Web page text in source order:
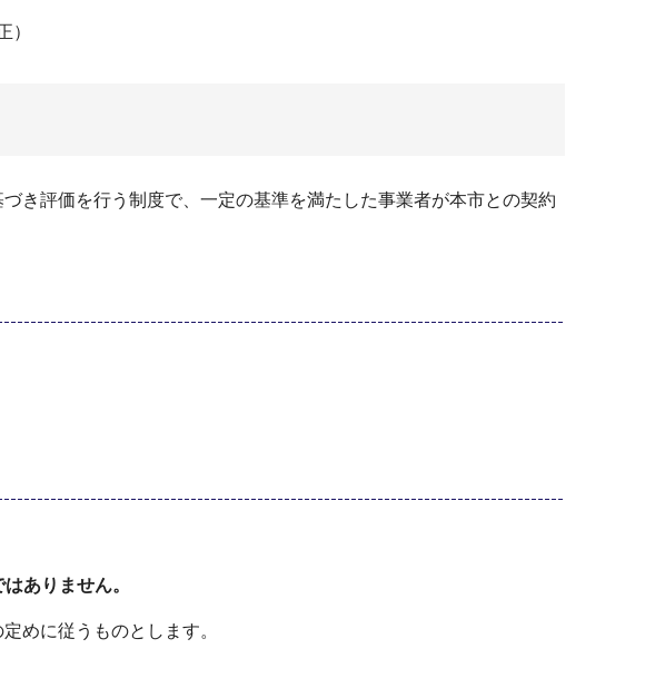
）
き評価を行う制度で、一定の基準を満たした事業者が本市との契約
りません。
めに従うものとします。